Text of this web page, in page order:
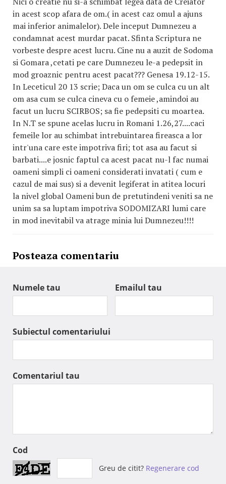
in acest scop afara de om.( in acest caz omul a ajuns
mai inferior animalelor). Dele inceput Dumnezeu a
condamnat acest murdar pacat. Sfinta Scriptura ne
vorbeste despre acest lucru. Cine nu a auzit de Sodoma
si Gomara ,cetati pe care Dumnezeu le-a pedepsit in
mod groaznic pentru acest pacat??? Genesa 19.12-15.
In Leceticul 20 13 scrie; Daca un om se culca cu un alt
om asa cum se culca cineva cu o femeie ,amindoi au
facut un lucru SCIRBOS; sa fie pedepsiti cu moartea.
In N.T se spune acelas lucru in Romani 1.26,27....caci
femeile lor au schimbat intrebuintarea fireasca a lor
intr'una care este impotriva firi; tot asa au facut si
barbati....e josnic faptul ca acest pacat nu-l fac numai
oameni simpli ci oameni considerati invatati ( cum e
cazul de mai sus) si a devenit legiferat in atitea locuri
la nivel global Oameni bun de pretutindeni veniti sa ne
unim sa sa luptam impotriva SODOMIZARI lumi care
in mod inevitabil va atrage minia lui Dumnezeu!!!!
Posteaza comentariu
Numele tau Emailul tau
Subiectul comentariului
Comentariul tau
Cod
Greu de citit? Regenerare cod